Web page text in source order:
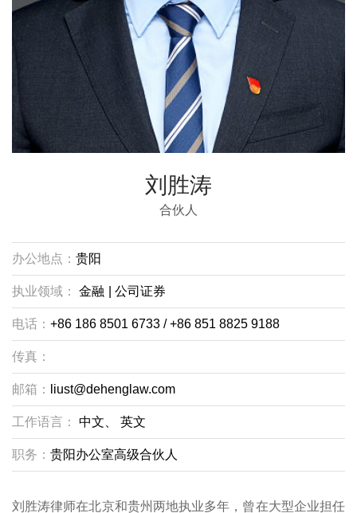
刘胜涛
合伙人
办公地点： 贵阳
执业领域： 金融 公司证券
电话： +86 186 8501 6733 / +86 851 8825 9188
传真：
邮箱： liust@dehenglaw.com
工作语言： 中文、 英文
职务： 贵阳办公室高级合伙人
刘胜涛律师在北京和贵州两地执业多年，曾在大型企业担任